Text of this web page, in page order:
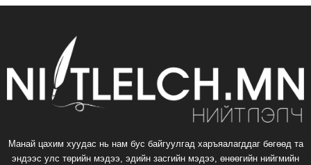
Манай цахим хуудас нь нам бус байгуулгад харъяалагддаг бөгөөд та
эндээс улс төрийн мэдээ, эдийн засгийн мэдээ, өнөөгийн нийгмийн